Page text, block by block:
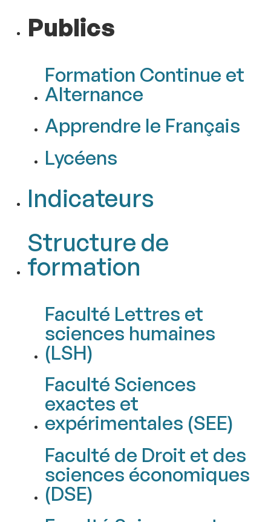
Publics
Formation Continue et
Alternance
Apprendre le Français
Lycéens
Indicateurs
Structure de
formation
Faculté Lettres et
sciences humaines
(LSH)
Faculté Sciences
exactes et
expérimentales (SEE)
Faculté de Droit et des
sciences économiques
(DSE)